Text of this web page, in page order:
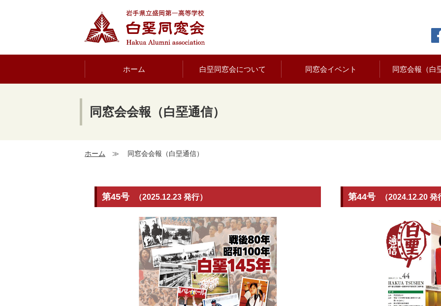
ホーム 白堊同窓会について 同窓会イベント 同窓会報（白
同窓会会報（白堊通信）
ホーム ≫ 同窓会会報（白堊通信）
第45号 （2025.12.23 発行） 第44号 （2024.12.20 発